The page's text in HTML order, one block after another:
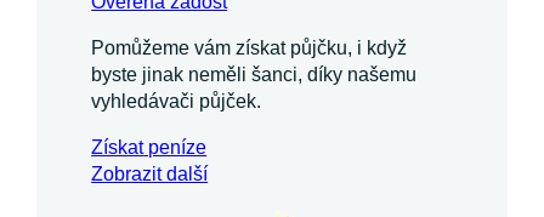
Pomůžeme vám získat půjčku, i když
byste jinak neměli šanci, díky našemu
vyhledávači půjček.
Získatpeníze
Zobrazit další